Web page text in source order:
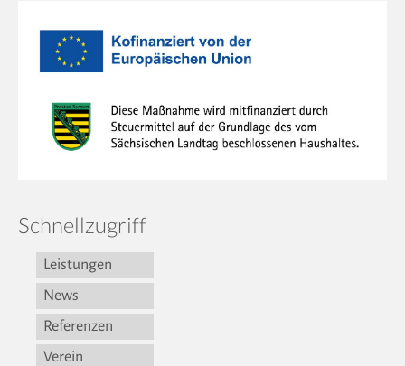
Schnellzugriff
Leistungen
News
Referenzen
Verein